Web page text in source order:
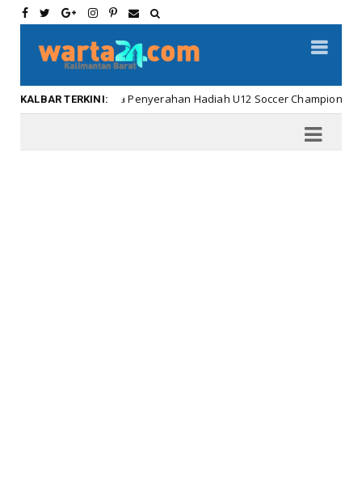
KALBAR TERKINI:
Meriahnya Penyerahan Hadiah U12 Soccer Championship ...